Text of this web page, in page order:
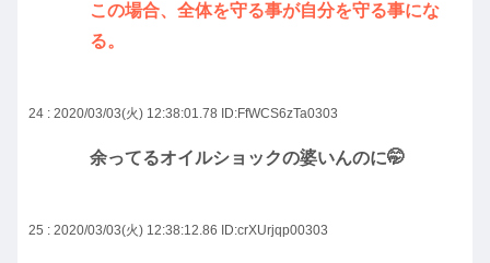
この場合、全体を守る事が自分を守る事にな
る。
24 : 2020/03/03(火) 12:38:01.78 ID:FfWCS6zTa0303
余ってるオイルショックの婆いんのに🤭
25 : 2020/03/03(火) 12:38:12.86 ID:crXUrjqp00303